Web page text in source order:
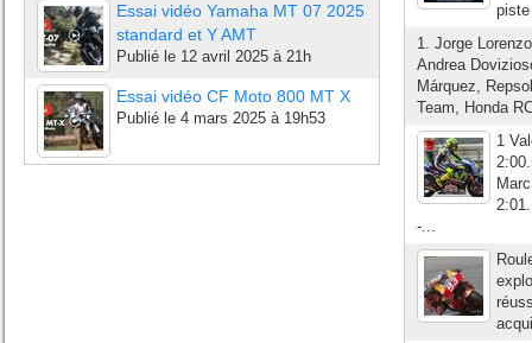
Essai vidéo Yamaha MT 07 2025
standard et Y AMT
Publié le 12 avril 2025 à 21h
Essai vidéo CF Moto 800 MT X
Publié le 4 mars 2025 à 19h53
1. Jorge
Andrea
Márquez,
Team, Honda
1
-...